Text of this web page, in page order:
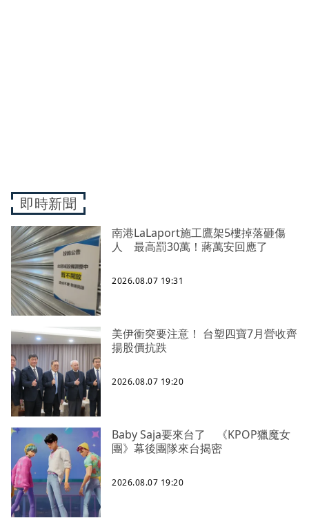
即時新聞
南港LaLaport施工鷹架5樓掉落砸傷
人 最高罰30萬！蔣萬安回應了
2026.08.07 19:31
美伊衝突要注意！ 台塑四寶7月營收齊
揚股價抗跌
2026.08.07 19:20
Baby Saja要來台了 《KPOP獵魔女
團》幕後團隊來台揭密
2026.08.07 19:20